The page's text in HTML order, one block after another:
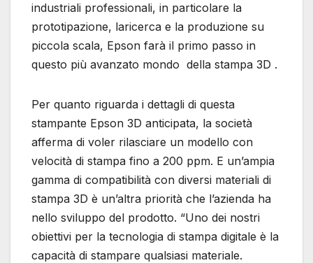
industriali professionali, in particolare la
prototipazione, laricerca e la produzione su
piccola scala, Epson farà il primo passo in
questo più avanzato mondo della stampa 3D .
Per quanto riguarda i dettagli di questa
stampante Epson 3D anticipata, la società
afferma di voler rilasciare un modello con
velocità di stampa fino a 200 ppm. E un’ampia
gamma di compatibilità con diversi materiali di
stampa 3D è un’altra priorità che l’azienda ha
nello sviluppo del prodotto. “Uno dei nostri
obiettivi per la tecnologia di stampa digitale è la
capacità di stampare qualsiasi materiale.